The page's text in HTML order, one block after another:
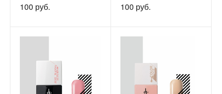
100 руб. 100 руб.